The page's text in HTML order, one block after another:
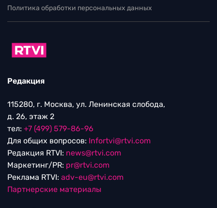
Политика обработки персональных данных
Редакция
115280, г. Москва, ул. Ленинская слобода,
д. 26, этаж 2
тел: +7 (499) 579-86-96
Для общих вопросов: Infortvi@rtvi.com
Редакция RTVI: news@rtvi.com
Маркетинг/PR: pr@rtvi.com
Реклама RTVI: adv-eu@rtvi.com
Партнерские материалы